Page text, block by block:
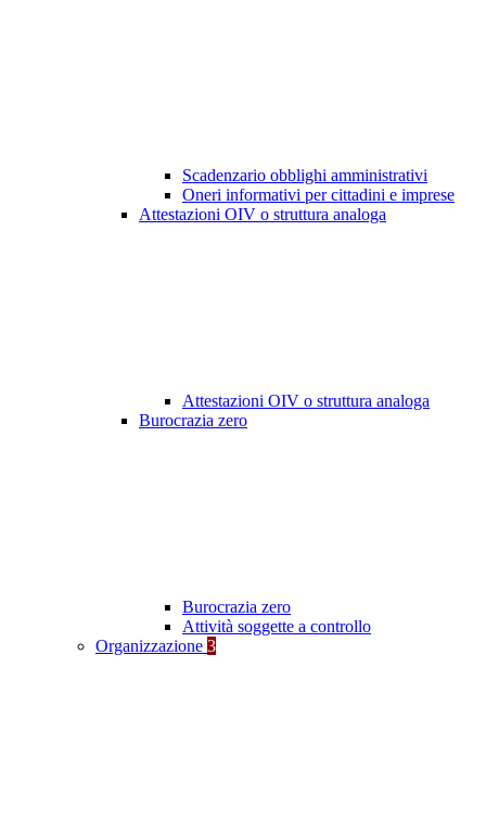
Scadenzario obblighi amministrativi
Oneri informativi per cittadini e imprese
Attestazioni OIV o struttura analoga
Attestazioni OIV o struttura analoga
Burocrazia zero
Burocrazia zero
Attività soggette a controllo
Organizzazione 3